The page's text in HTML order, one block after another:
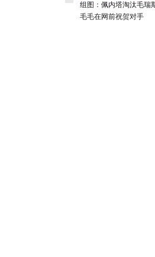
组图：佩内塔淘汰毛瑞
毛毛在网前祝贺对手